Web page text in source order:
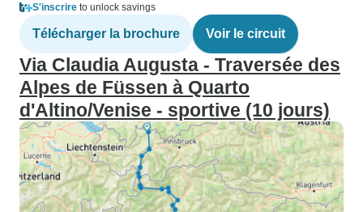
S'inscrire to unlock savings
Télécharger la brochure Voir le circuit
Via Claudia Augusta - Traversée des
Alpes de Füssen à Quarto
d'Altino/Venise - sportive (10 jours)